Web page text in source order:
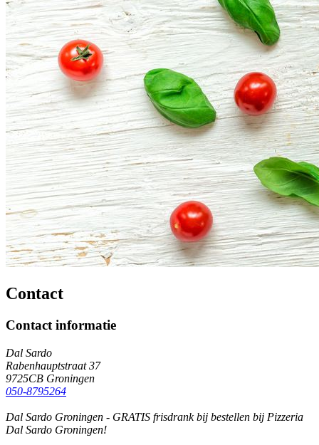
Contact
Contact informatie
Dal Sardo
Rabenhauptstraat 37
9725CB Groningen
050-8795264
Dal Sardo Groningen - GRATIS frisdrank bij bestellen bij Pizzeria
Dal Sardo Groningen!